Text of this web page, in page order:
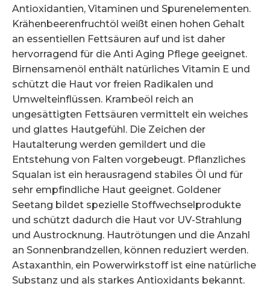
Antioxidantien, Vitaminen und Spurenelementen.
Krähenbeerenfruchtöl weißt einen hohen Gehalt
an essentiellen Fettsäuren auf und ist daher
hervorragend für die Anti Aging Pflege geeignet.
Birnensamenöl enthält natürliches Vitamin E und
schützt die Haut vor freien Radikalen und
Umwelteinflüssen. Krambeöl reich an
ungesättigten Fettsäuren vermittelt ein weiches
und glattes Hautgefühl. Die Zeichen der
Hautalterung werden gemildert und die
Entstehung von Falten vorgebeugt. Pflanzliches
Squalan ist ein herausragend stabiles Öl und für
sehr empfindliche Haut geeignet. Goldener
Seetang bildet spezielle Stoffwechselprodukte
und schützt dadurch die Haut vor UV-Strahlung
und Austrocknung. Hautrötungen und die Anzahl
an Sonnenbrandzellen, können reduziert werden.
Astaxanthin, ein Powerwirkstoff ist eine natürliche
Substanz und als starkes Antioxidants bekannt.